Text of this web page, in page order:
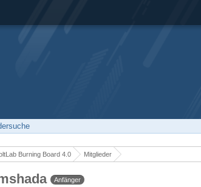
Burning Board 4.0 Mitglieder
Anfänger